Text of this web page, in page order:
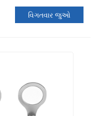
વિગતવાર જુઓ